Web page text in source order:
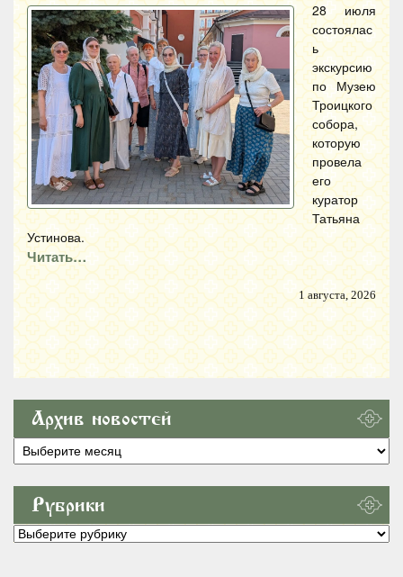
28 июля
состоялас
ь
экскурсию
по Музею
Троицкого
собора,
которую
провела
его
куратор
Татьяна
Устинова.
Читать…
1 августа, 2026
Архив новостей
Архив
новостей
Рубрики
Рубрики